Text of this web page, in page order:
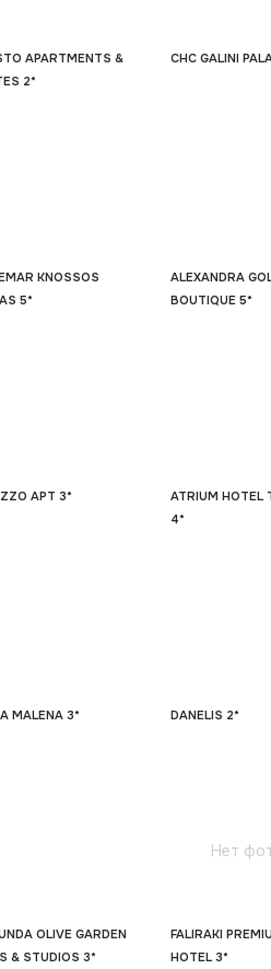
APARTMENTS &
2*
CHC GALINI
KNOSSOS
5*
ALEXANDRA
BOUTIQUE 5*
APT 3*
ATRIUM HOTEL
4*
MALENA 3* DANELIS 2*
OLIVE GARDEN
& STUDIOS 3*
Нет
FALIRAKI
HOTEL 3*